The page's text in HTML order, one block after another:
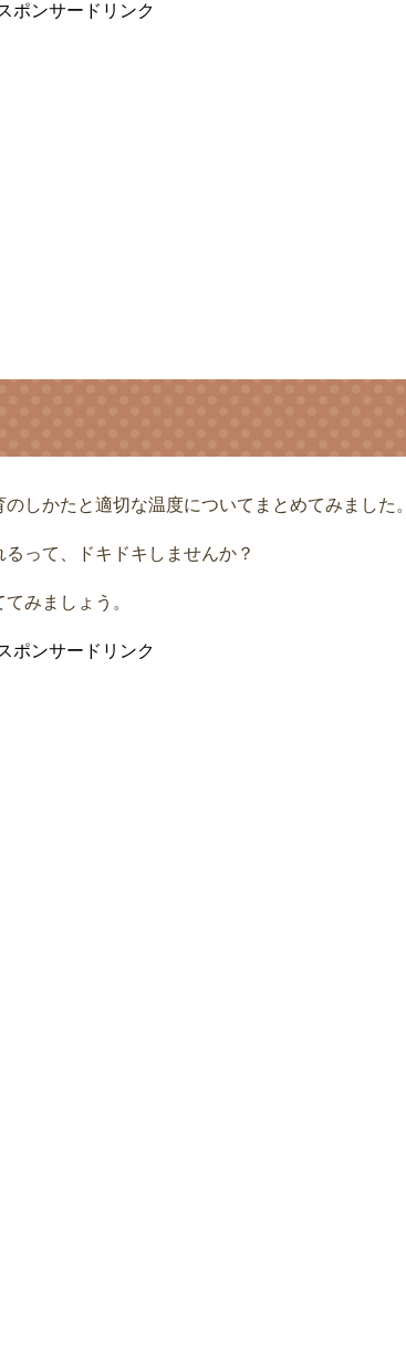
ポンサードリンク
しかたと適切な温度についてまとめてみました。
って、ドキドキしませんか？
みましょう。
ポンサードリンク